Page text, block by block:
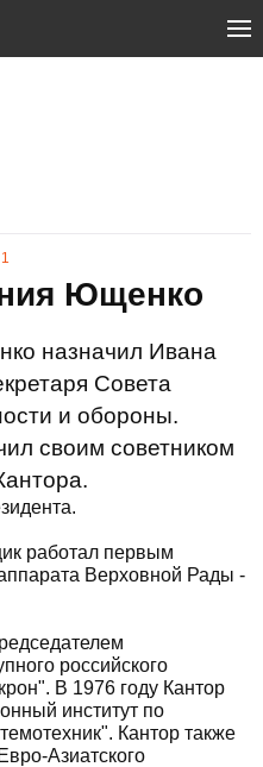
1
Ющенко
назначил Ивана
Совета
и обороны.
своим советником
работал первым
Верховной Рады -
российского
В 1976 году Кантор
институт по
Кантор также
Азиатского